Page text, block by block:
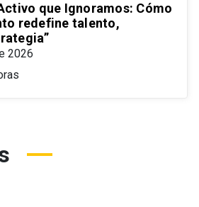
que Ignoramos: Cómo
redefine talento,
2026